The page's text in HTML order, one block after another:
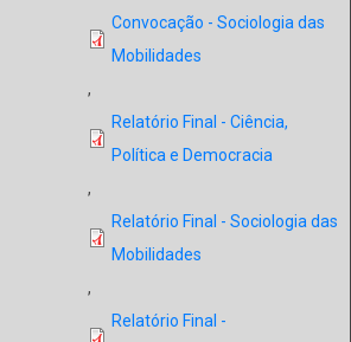
Convocação - Sociologia das
Mobilidades
,
Relatório Final - Ciência,
Política e Democracia
,
Relatório Final - Sociologia das
Mobilidades
,
Relatório Final -